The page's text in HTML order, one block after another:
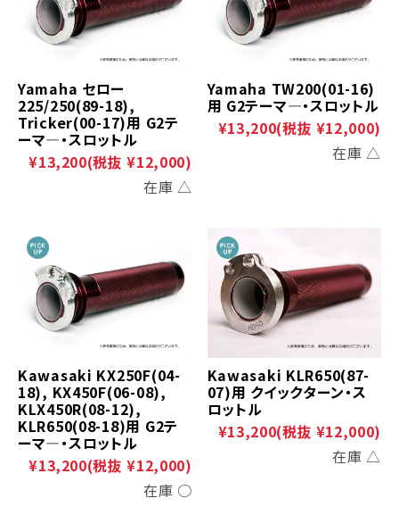
Yamaha セロー
225/250(89-18),
Tricker(00-17)用 G2テ
ーマ―・スロットル
¥13,200(税抜 ¥12,000)
在庫 △
Yamaha TW200(01-16)
用 G2テーマ―・スロットル
¥13,200(税抜 ¥12,000)
在庫 △
Kawasaki KX250F(04-
18), KX450F(06-08),
KLX450R(08-12),
KLR650(08-18)用 G2テ
ーマ―・スロットル
¥13,200(税抜 ¥12,000)
在庫 ○
Kawasaki KLR650(87-
07)用 クイックターン・ス
ロットル
¥13,200(税抜 ¥12,000)
在庫 △